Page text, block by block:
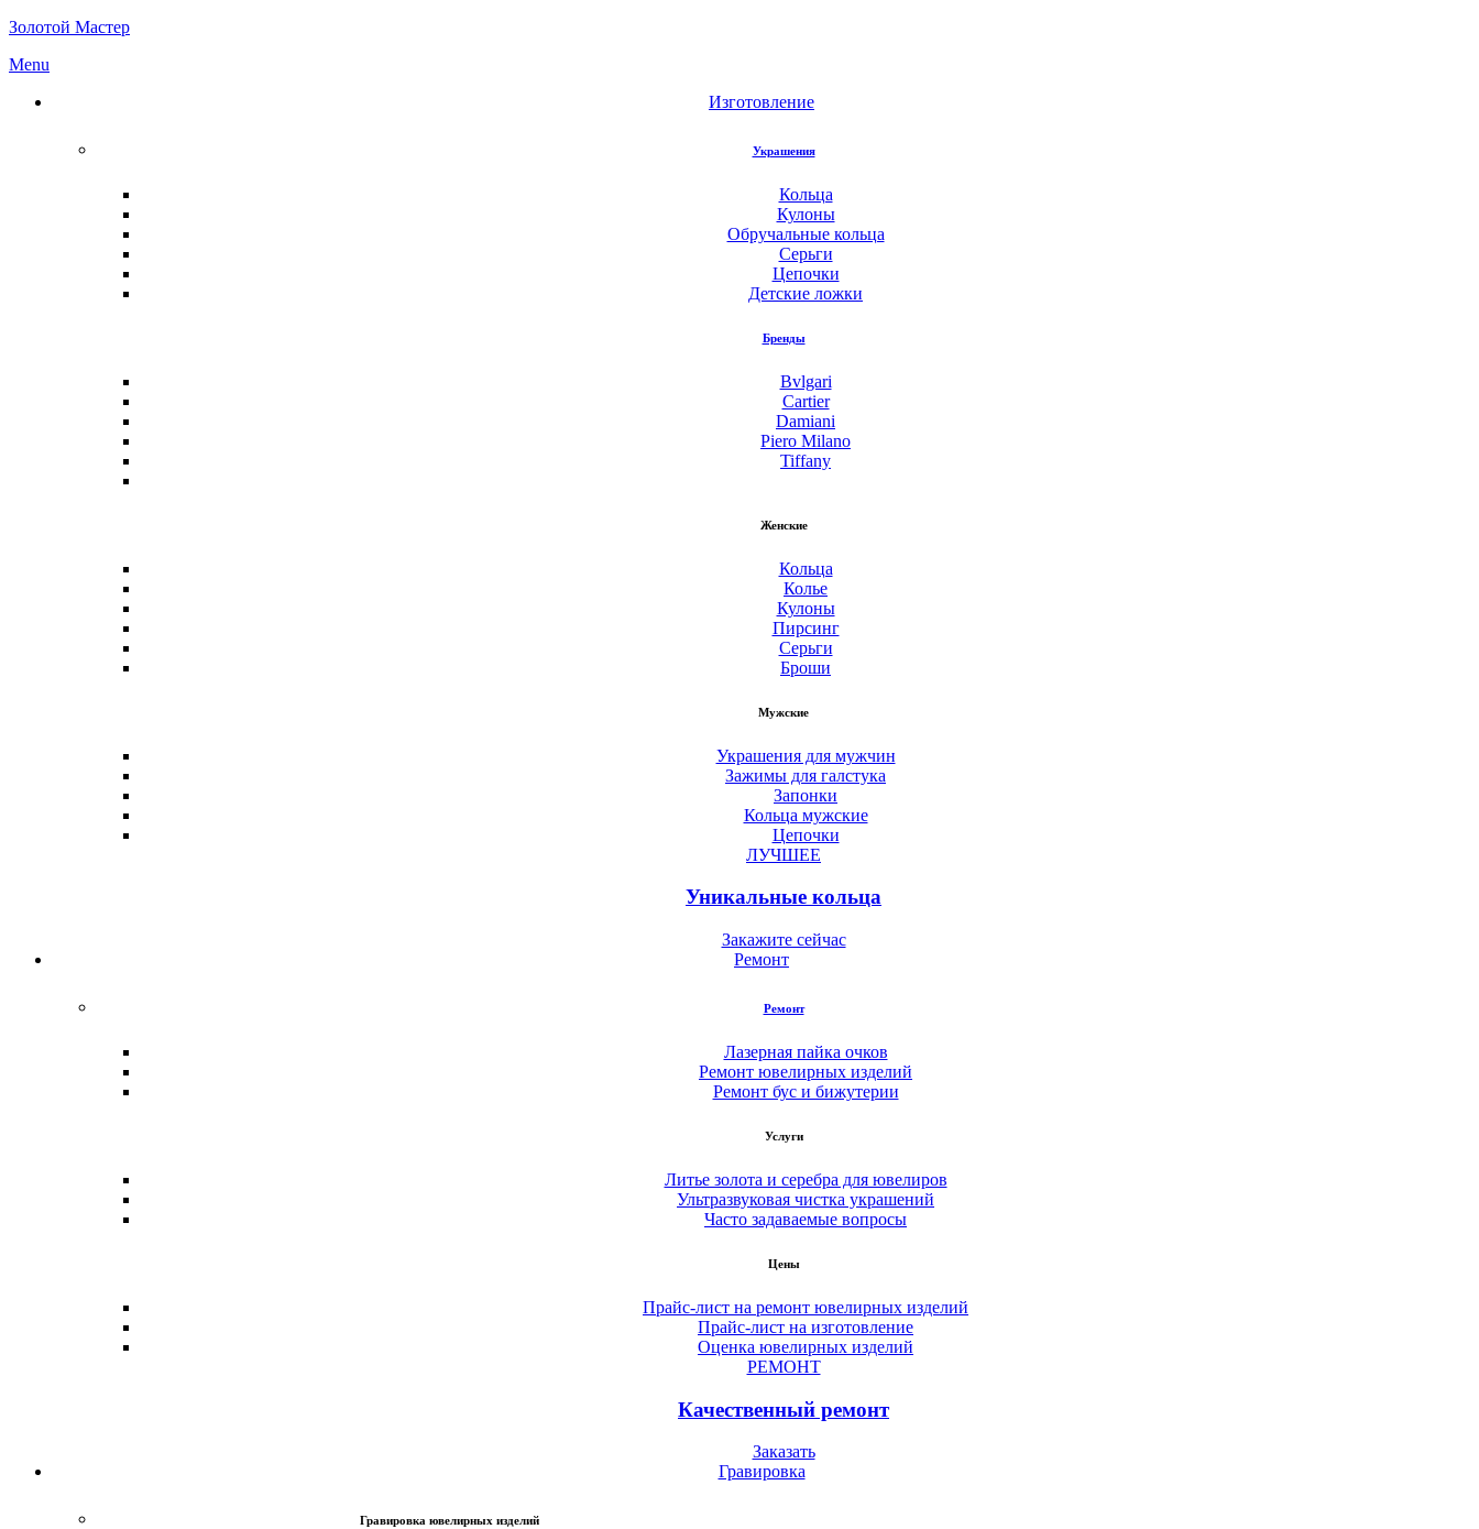
Золотой Мастер
Menu
Изготовление
Украшения
Кольца
Кулоны
Обручальные кольца
Серьги
Цепочки
Детские ложки
Бренды
Bvlgari
Cartier
Damiani
Piero Milano
Tiffany
Женские
Кольца
Колье
Кулоны
Пирсинг
Серьги
Броши
Мужские
Украшения для мужчин
Зажимы для галстука
Запонки
Кольца мужские
Цепочки
ЛУЧШЕЕ
Уникальные кольца
Закажите сейчас
Ремонт
Ремонт
Лазерная пайка очков
Ремонт ювелирных изделий
Ремонт бус и бижутерии
Услуги
Литье золота и серебра для ювелиров
Ультразвуковая чистка украшений
Часто задаваемые вопросы
Цены
Прайс-лист на ремонт ювелирных изделий
Прайс-лист на изготовление
Оценка ювелирных изделий
РЕМОНТ
Качественный ремонт
Заказать
Гравировка
Гравировка ювелирных изделий